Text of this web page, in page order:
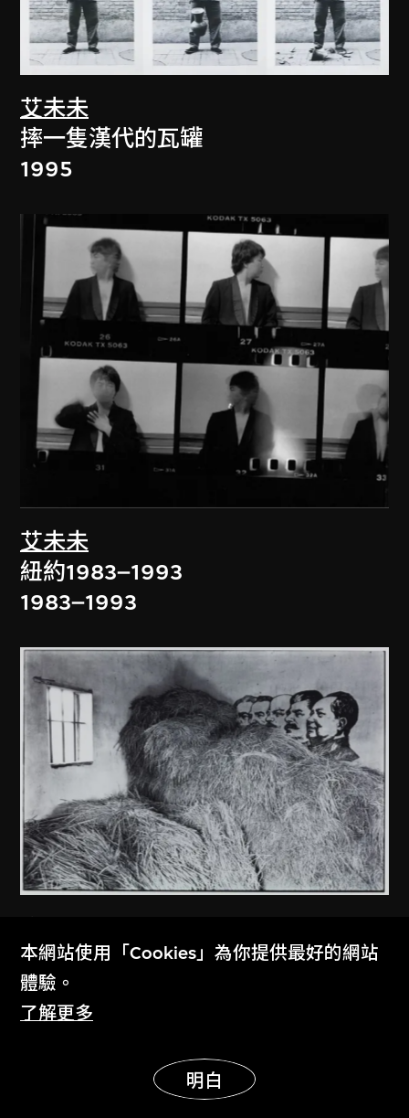
艾未未
摔一隻漢代的瓦罐
1995
艾未未
紐約1983–1993
1983–1993
廣東開平
1981
本網站使用「Cookies」為你提供最好的網站
體驗。
了解更多
明白
展示更多